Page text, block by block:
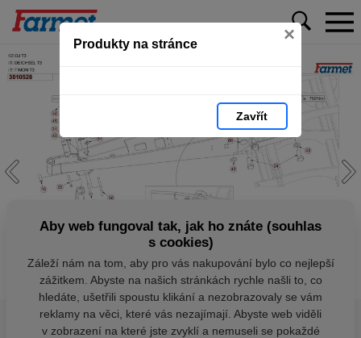
Produkty na stránce ×
Zavřít
Aby web fungoval tak, jak ho znáte (souhlas
s cookies)
Záleží nám na tom, aby pro vás nakupování bylo co nejlepší
zážitkem. Abyste na našich stránkách rychle našli to, co
hledáte, ušetřili spoustu klikání a nezobrazovaly se vám
reklamy na věci, které vás nezajímají. Abyste web viděli
v zobrazení na které jste zvyklí a nemuseli se pokaždé